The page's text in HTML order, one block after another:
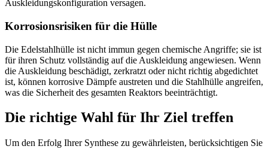
Auskleidungskonfiguration versagen.
Korrosionsrisiken für die Hülle
Die Edelstahlhülle ist nicht immun gegen chemische Angriffe; sie ist
für ihren Schutz vollständig auf die Auskleidung angewiesen. Wenn
die Auskleidung beschädigt, zerkratzt oder nicht richtig abgedichtet
ist, können korrosive Dämpfe austreten und die Stahlhülle angreifen,
was die Sicherheit des gesamten Reaktors beeinträchtigt.
Die richtige Wahl für Ihr Ziel treffen
Um den Erfolg Ihrer Synthese zu gewährleisten, berücksichtigen Sie